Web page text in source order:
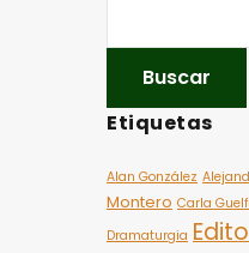
Etiquetas
Alan González
Montero Carla
Dramaturgia